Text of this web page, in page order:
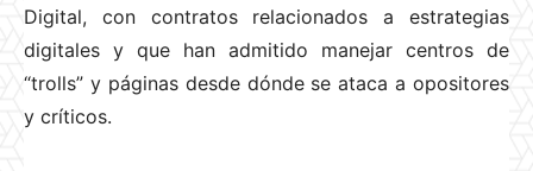
Digital, con contratos relacionados a estrategias
digitales y que han admitido manejar centros de
“trolls” y páginas desde dónde se ataca a opositores
y críticos.